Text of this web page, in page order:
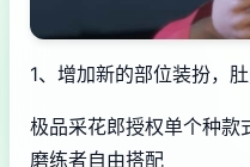
1、增加新的部位装扮，
极品采花郎授权单个种款
磨练者自由搭配